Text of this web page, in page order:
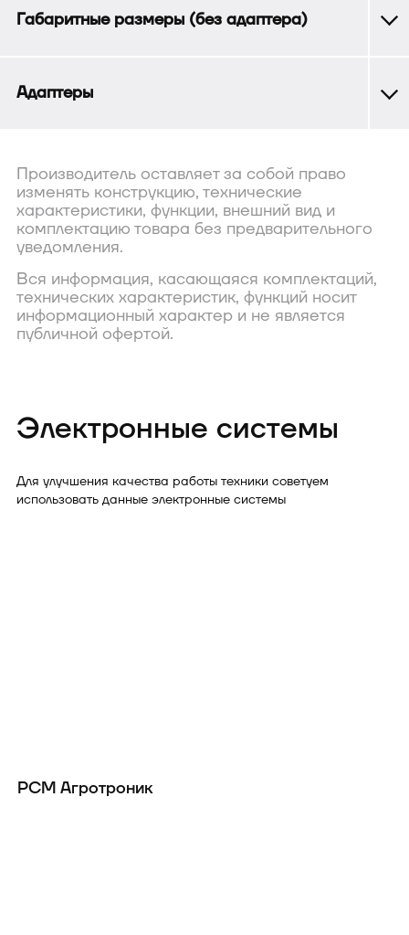
Габаритные размеры (без адаптера)
Адаптеры
Производитель оставляет за собой право
изменять конструкцию, технические
характеристики, функции, внешний вид и
комплектацию товара без предварительного
уведомления.
Вся информация, касающаяся комплектаций,
технических характеристик, функций носит
информационный характер и не является
публичной офертой.
Электронные системы
Для улучшения качества работы техники советуем
использовать данные электронные системы
РСМ Агротроник